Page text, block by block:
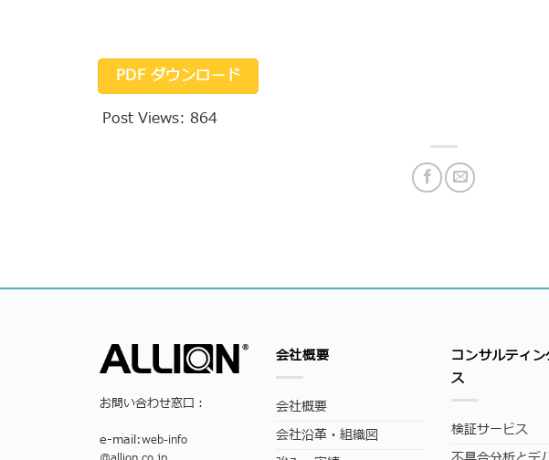
PDF ダウンロード
Post Views:864
お問い合わせ窓口：
e-mail:web-info
会社概要
会社概要
会社沿革・組織図
コンサルティ
ス
検証サービス